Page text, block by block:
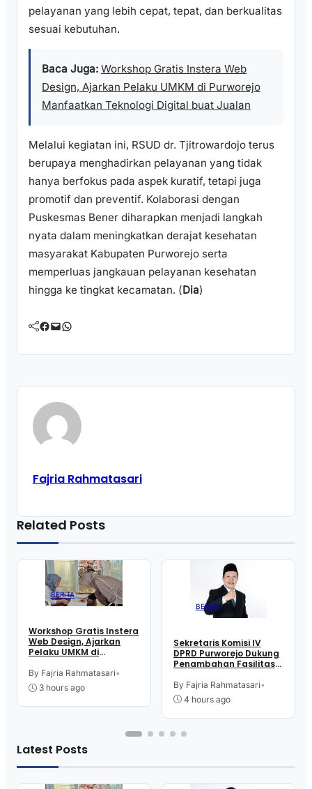
pelayanan yang lebih cepat, tepat, dan berkualitas
sesuai kebutuhan.
Baca Juga: Workshop Gratis Instera Web
Design, Ajarkan Pelaku UMKM di Purworejo
Manfaatkan Teknologi Digital buat Jualan
Melalui kegiatan ini, RSUD dr. Tjitrowardojo terus
berupaya menghadirkan pelayanan yang tidak
hanya berfokus pada aspek kuratif, tetapi juga
promotif dan preventif. Kolaborasi dengan
Puskesmas Bener diharapkan menjadi langkah
nyata dalam meningkatkan derajat kesehatan
masyarakat Kabupaten Purworejo serta
memperluas jangkauan pelayanan kesehatan
hingga ke tingkat kecamatan. (Dia)
Facebook Mail WhatsApp
Fajria Rahmatasari
Related Posts
BERITA
Workshop Gratis Instera
Web Design, Ajarkan
Pelaku UMKM di
Teknologi Digital buat
Jualan
By Fajria Rahmatasari•
3 hours ago
BERITA
Sekretaris Komisi IV
DPRD Purworejo Dukung
Penambahan Fasilitas
Tjitrowardojo
By Fajria Rahmatasari•
4 hours ago
Latest Posts